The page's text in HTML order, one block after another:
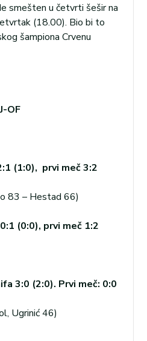
smešten u četvrti šešir na
(18.00). Bio bi to
šampiona Crvenu
OF
(1:0), prvi meč 3:2
83 – Hestad 66)
(0:0), prvi meč 1:2
3:0 (2:0). Prvi meč: 0:0
Ugrinić 46)